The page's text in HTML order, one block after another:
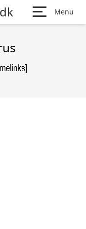
Menu